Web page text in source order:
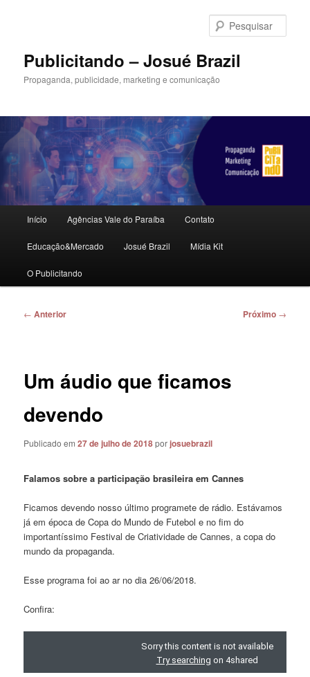
principalPublicitando – Josué Brazil
Propaganda, publicidade, marketing e comunicação
principal
Início Agências Vale do Paraíba Contato
Educação&Mercado Josué Brazil Mídia Kit
O Publicitando
Navegação
← Anterior Próximo →
Um áudio que ficamos
devendo
Publicado em27 de julho de 2018porjosuebrazil
Falamos sobre a participação brasileira em Cannes
Ficamos devendo nosso último programete de rádio. Estávamos
já em época de Copa do Mundo de Futebol e no fim do
importantíssimo Festival de Criatividade de Cannes, a copa do
mundo da propaganda.
Esse programa foi ao ar no dia 26/06/2018.
Confira: